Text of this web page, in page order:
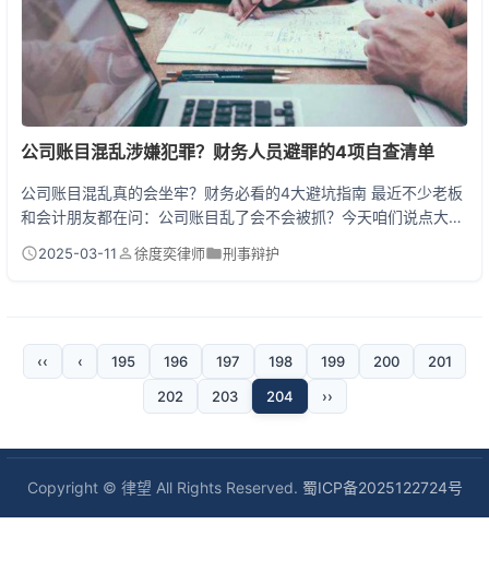
公司账目混乱涉嫌犯罪？财务人员避罪的4项自查清单
公司账目混乱真的会坐牢？财务必看的4大避坑指南 最近不少老板
和会计朋友都在问：公司账目乱了会不会被抓？今天咱们说点大实
火索！去年某地税局通报的案例里，一家公司因为账目混乱被查出
2025-03-11 徐度奕律师 刑事辩护
‹‹ ‹ 195 196 197 198 199 200
201
202
203 204 ››
Copyright © 律望 All Rights Reserved. 蜀ICP备2025122724号